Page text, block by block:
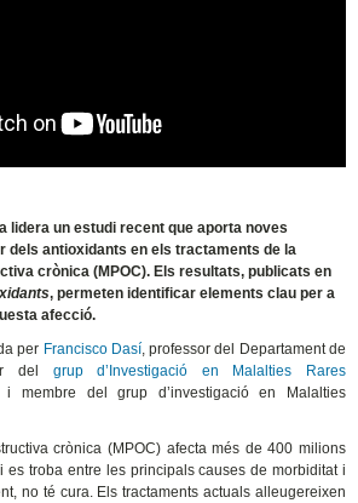
lidera un estudi recent que aporta noves
dels antioxidants en els tractaments de la
crònica (MPOC). Els resultats, publicats en
, permeten identificar elements clau per a
afecció.
per Francisco Dasí, professor del Departament de
del grup d’Investigació en Malalties Rares
membre del grup d’investigació en Malalties
crònica (MPOC) afecta més de 400 milions
es troba entre les principals causes de morbiditat i
no té cura. Els tractaments actuals alleugereixen